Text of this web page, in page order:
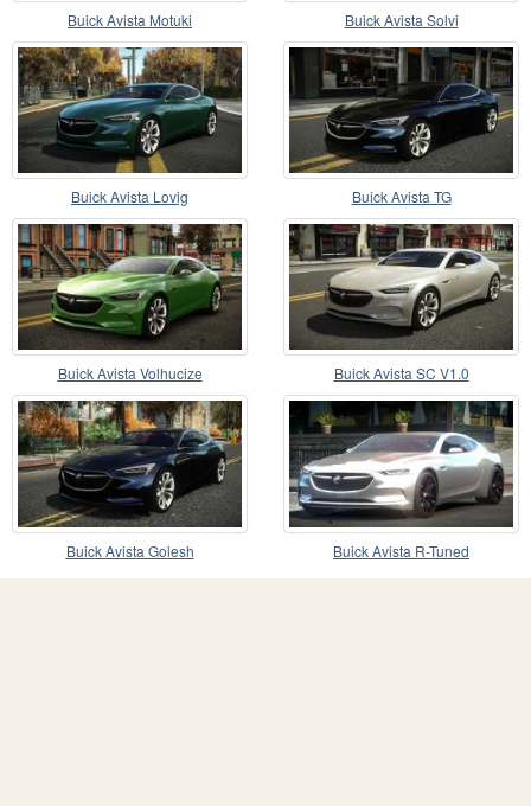
Buick Avista Motuki Buick Avista Solvi
Buick Avista Lovig Buick Avista TG
Buick Avista Volhucize Buick Avista SC V1.0
Buick Avista Golesh Buick Avista R-Tuned